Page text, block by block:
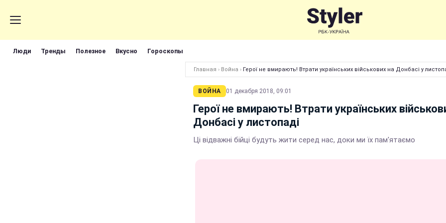
Люди Тренды Полезное Вкусно Гороскопы
Главная › Война › Герої не вмирають! Втрати українських військових на Донбасі у
ВОЙНА 01 декабря 2018, 09:01
Герої не вмирають! Втрати українських
Донбасі у листопаді
Ці відважні бійці будуть жити серед нас, доки ми їх пам'ятаємо